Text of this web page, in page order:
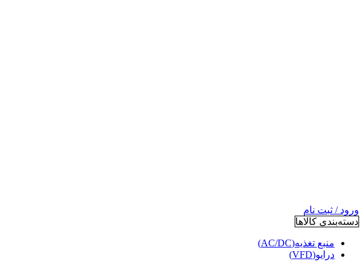
ورود / ثبت نام
دسته‌بندی کالاها
منبع تغذیه(AC/DC)
درایو(VFD)